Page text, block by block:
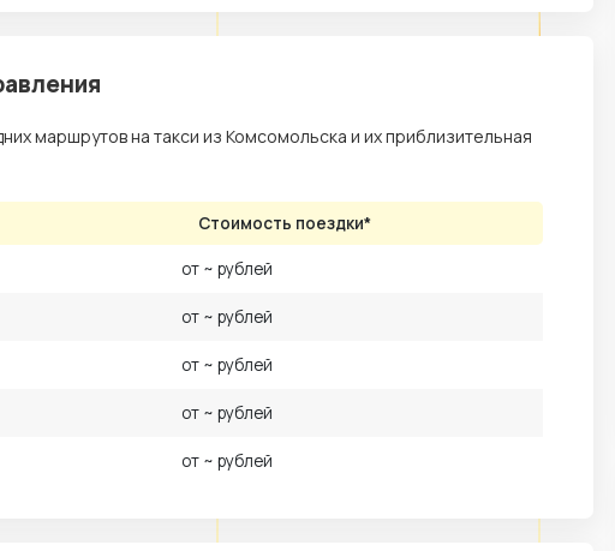
маршрутов на такси из Комсомольска и их приблизительная
Стоимость поездки*
от ~ рублей
от ~ рублей
от ~ рублей
от ~ рублей
от ~ рублей